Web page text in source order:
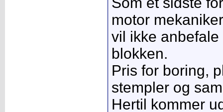
motor
vil ikke
blokken.
Pris for boring,
stempler og
Hertil kommer